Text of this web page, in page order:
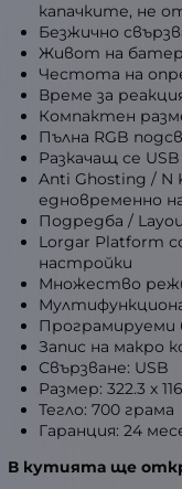
капачките, не
Безжично
Живот на
Честота на
Време за
Компактен
Пълна RGB
Разкачащ се
Anti Ghosting / N
едновременно
Подредба /
Lorgar Platform
настройки
Множество
Програмируеми
Запис на макро
Свързване: USB
Размер: 322.3 x
Тегло: 700 грама
Гаранция: 24
В кутията ще